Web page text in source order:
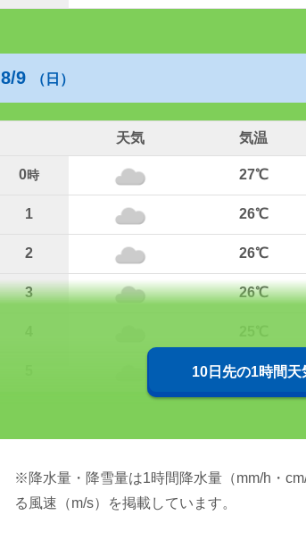
8/9 （日）
天気 気温
0時 27℃
1 26℃
2 26℃
3 26℃
25℃
10日先の1時間天
※降水量・降雪量は1時間降水量（mm/h・
る風速（m/s）を掲載しています。